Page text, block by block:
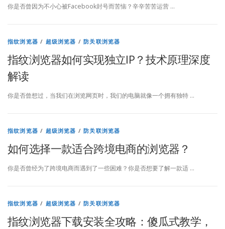
你是否曾因为不小心被Facebook封号而苦恼？辛辛苦苦运营 …
指纹浏览器 / 超级浏览器 /防关联浏览器
指纹浏览器如何实现独立IP？技术原理深度
解读
你是否曾想过，当我们在浏览网页时，我们的电脑就像一个拥有独特 …
指纹浏览器 / 超级浏览器 /防关联浏览器
如何选择一款适合跨境电商的浏览器？
你是否曾经为了跨境电商而遇到了一些困难？你是否想要了解一款适 …
指纹浏览器 / 超级浏览器 /防关联浏览器
指纹浏览器下载安装全攻略：傻瓜式教学，